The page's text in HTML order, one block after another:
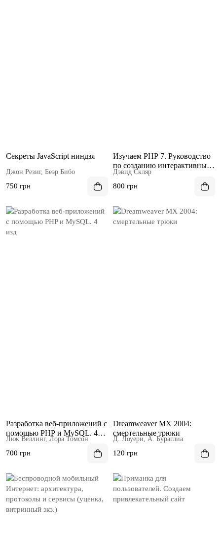
Секреты JavaScript ниндзя
Джон Резиг, Беэр Бибо
750 грн
Изучаем PHP 7. Руководство
по созданию интерактивных
веб-сайтов
Дэвид Скляр
800 грн
Разработка веб-приложений с
помощью PHP и MySQL. 4
изд
Люк Веллинг, Лора Томсон
700 грн
Dreamweaver MX 2004:
смертельные трюки
Д. Лоуери, А. Бураглиа
120 грн